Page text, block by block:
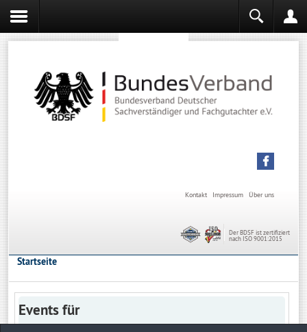
Über uns
Impressum
Kontakt
Der BDSF ist zertifiziert
nach ISO 9001:2015
Startseite
Events für